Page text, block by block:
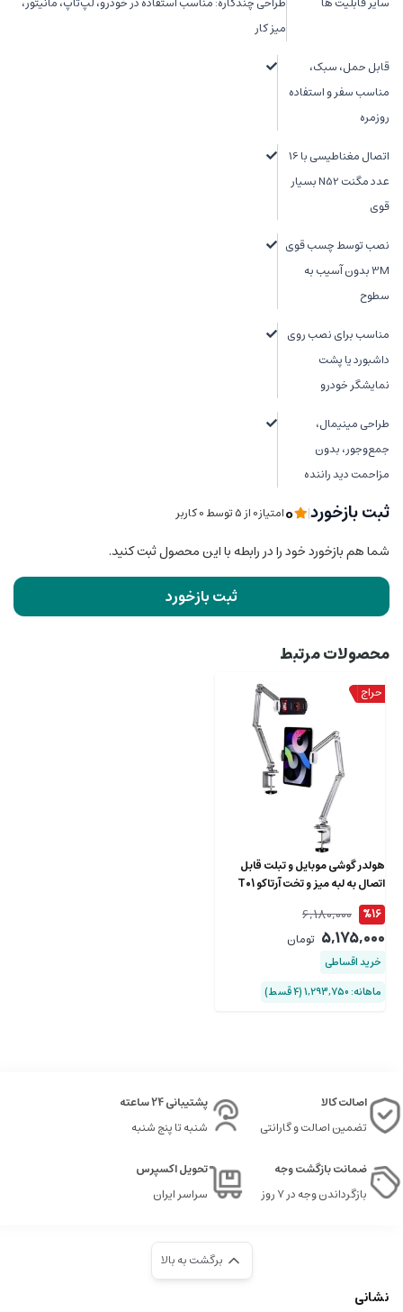
میز کار
قابل حمل، سبک،
مناسب سفر و استفاده
روزمره
اتصال مغناطیسی با 16
عدد مگنت N52 بسیار
قوی
نصب توسط چسب قوی
3M بدون آسیب به
سطوح
مناسب برای نصب روی
داشبورد یا پشت
نمایشگر خودرو
طراحی مینیمال،
جمع‌وجور، بدون
مزاحمت دید راننده
ثبت بازخورد|
0امتیاز0 از ۵ توسط 0 کاربر
شما هم بازخورد خود را در رابطه با این محصول ثبت کنید.
ثبت بازخورد
محصولات مرتبط
هولدر گوشی موبایل و تبلت قابل
اتصال به لبه میز و تخت آرتاکو T01
%16
6,180,000
5,175,000 تومان
خرید اقساطی
ماهانه: 1,293,750 (۴ قسط)
اصالت کالا
تضمین اصالت و گارانتی
پشتیبانی 24 ساعته
شنبه تا پنج شنبه
ضمانت بازگشت وجه
بازگرداندن وجه در ۷ روز
تحویل اکسپرس
سراسر ایران
برگشت به بالا
نشانی